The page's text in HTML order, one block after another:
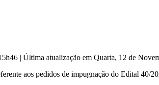
| Última atualização em Quarta, 12 de
aos pedidos de impugnação do Edital 40/